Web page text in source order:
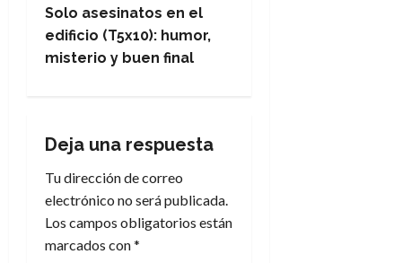
e
g
c
i
ó
n
Solo asesinatos en el
edificio (T5x10): humor,
misterio y buen final
Deja una respuesta
Tu dirección de correo
electrónico no será publicada.
Los campos obligatorios están
marcados con*